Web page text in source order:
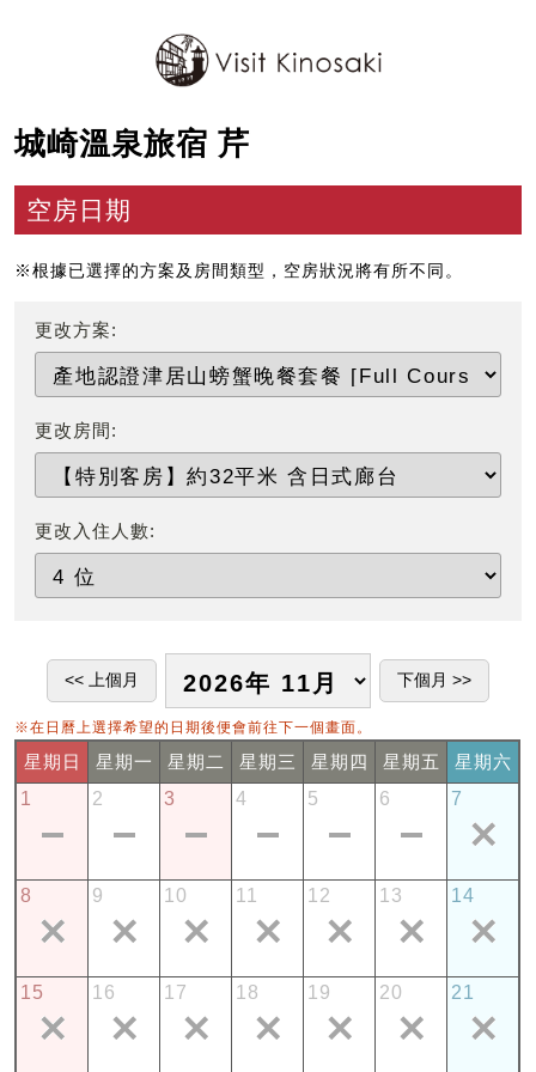
城崎溫泉旅宿 芹
空房日期
※根據已選擇的方案及房間類型，空房狀況將有所不同。
更改方案:
更改房間:
更改入住人數:
※在日曆上選擇希望的日期後便會前往下一個畫面。
星期日 星期一 星期二 星期三 星期四 星期五
星期六
1
2 3 4 5 6 7
8 9 10 11 12 13 14
15 16 17 18 19 20 21